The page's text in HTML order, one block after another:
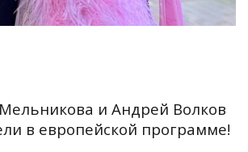
и Андрей Волков
в европейской программе!